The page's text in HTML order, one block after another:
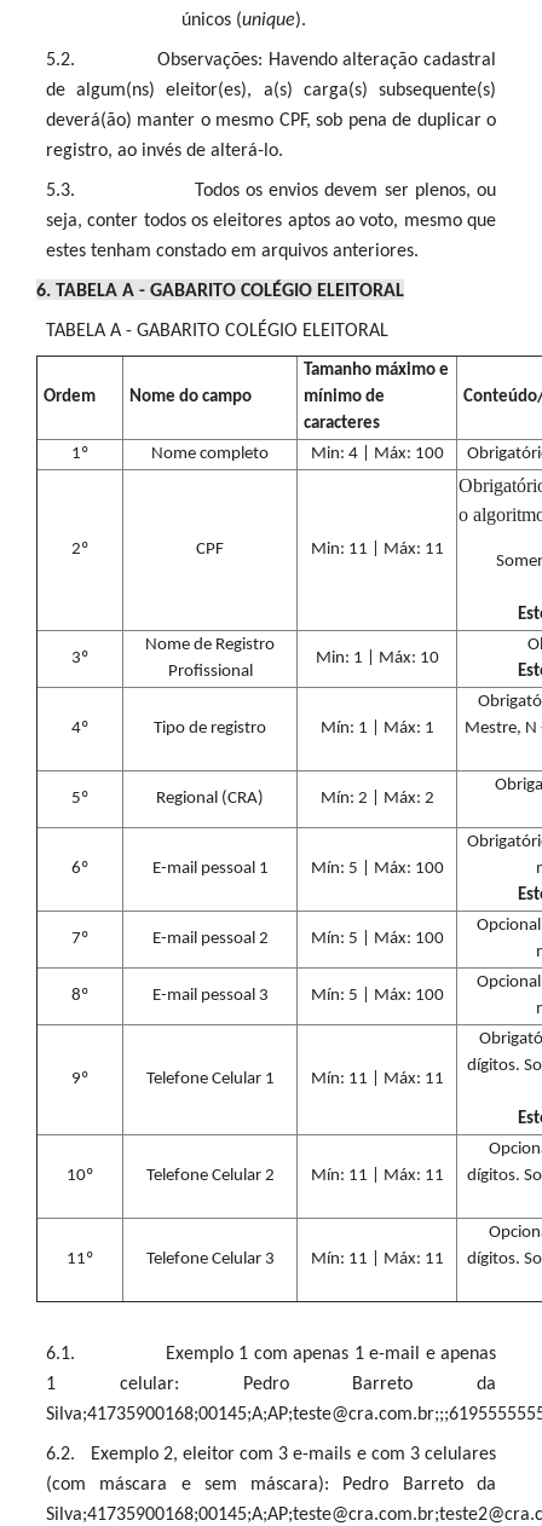
únicos (unique).
5.2. Observações: Havendo alteração cadastral
de algum(ns) eleitor(es), a(s) carga(s) subsequente(s)
deverá(ão) manter o mesmo CPF, sob pena de duplicar o
registro, ao invés de alterá-lo.
5.3. Todos os envios devem ser plenos, ou
seja, conter todos os eleitores aptos ao voto, mesmo que
estes tenham constado em arquivos anteriores.
6. TABELA A - GABARITO COLÉGIO ELEITORAL
TABELA A - GABARITO COLÉGIO ELEITORAL
Ordem Nome do campo
Tamanho máximo e
mínimo de
caracteres
1º Nome completo Min: 4 | Máx: 100
2º CPF Min: 11 | Máx: 11
o
3º
Nome de Registro
Profissional
Min: 1 | Máx: 10
4º Tipo de registro Mín: 1 | Máx: 1
Mestre, N
5º Regional (CRA) Mín: 2 | Máx: 2
6º E-mail pessoal 1 Mín: 5 | Máx: 100
7º E-mail pessoal 2 Mín: 5 | Máx: 100
8º E-mail pessoal 3 Mín: 5 | Máx: 100
9º Telefone Celular 1 Mín: 11 | Máx: 11
dígitos.
10º Telefone Celular 2 Mín: 11 | Máx: 11
dígitos.
11º Telefone Celular 3 Mín: 11 | Máx: 11
dígitos.
6.1. Exemplo 1 com apenas 1 e-mail e apenas
1 celular: Pedro Barreto da
6.2. Exemplo 2, eleitor com 3 e-mails e com 3 celulares
(com máscara e sem máscara): Pedro Barreto da